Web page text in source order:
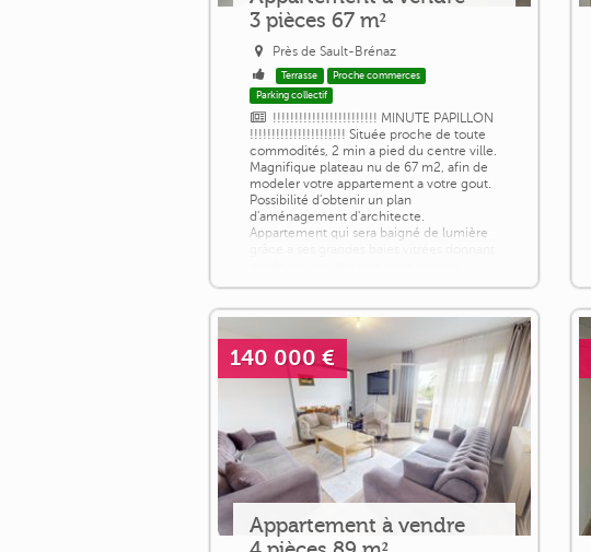
3 pièces 67 m²
Près de Sault-Brénaz
Terrasse
Proche commerces
Parking collectif
!!!!!!!!!!!!!!!!!!!!!!!! MINUTE PAPILLON
!!!!!!!!!!!!!!!!!!!!!! Située proche de toute
commodités, 2 min a pied du centre ville.
Magnifique plateau nu de 67 m2, afin de
modeler votre appartement a votre gout.
Possibilité d'obtenir un plan
d'aménagement d'architecte.
Appartement qui sera baigné de lumière
140 000 €
Appartement à vendre